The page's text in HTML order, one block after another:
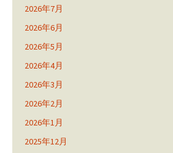
2026年7月
2026年6月
2026年5月
2026年4月
2026年3月
2026年2月
2026年1月
2025年12月